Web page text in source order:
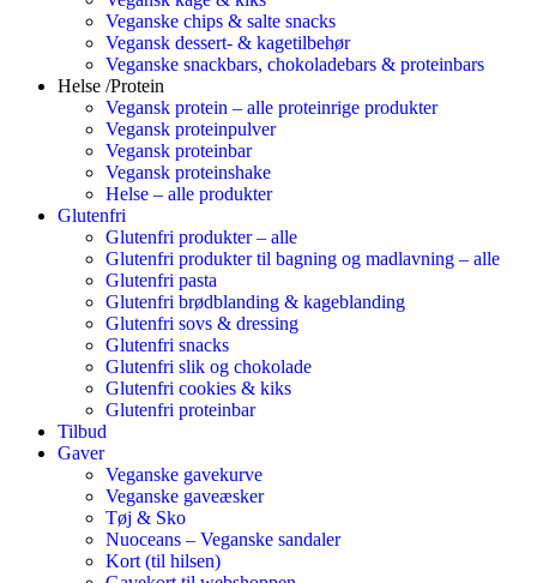
Veganske chips & salte snacks
Vegansk dessert- & kagetilbehør
Veganske snackbars, chokoladebars & proteinbars
Helse /Protein
Vegansk protein – alle proteinrige produkter
Vegansk proteinpulver
Vegansk proteinbar
Vegansk proteinshake
Helse – alle produkter
Glutenfri
Glutenfri produkter – alle
Glutenfri produkter til bagning og madlavning – alle
Glutenfri pasta
Glutenfri brødblanding & kageblanding
Glutenfri sovs & dressing
Glutenfri snacks
Glutenfri slik og chokolade
Glutenfri cookies & kiks
Glutenfri proteinbar
Tilbud
Gaver
Veganske gavekurve
Veganske gaveæsker
Tøj & Sko
Nuoceans – Veganske sandaler
Kort (til hilsen)